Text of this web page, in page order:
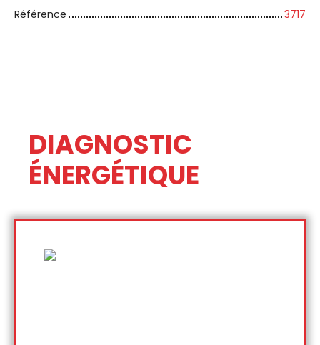
Référence 3717
DIAGNOSTIC
ÉNERGÉTIQUE